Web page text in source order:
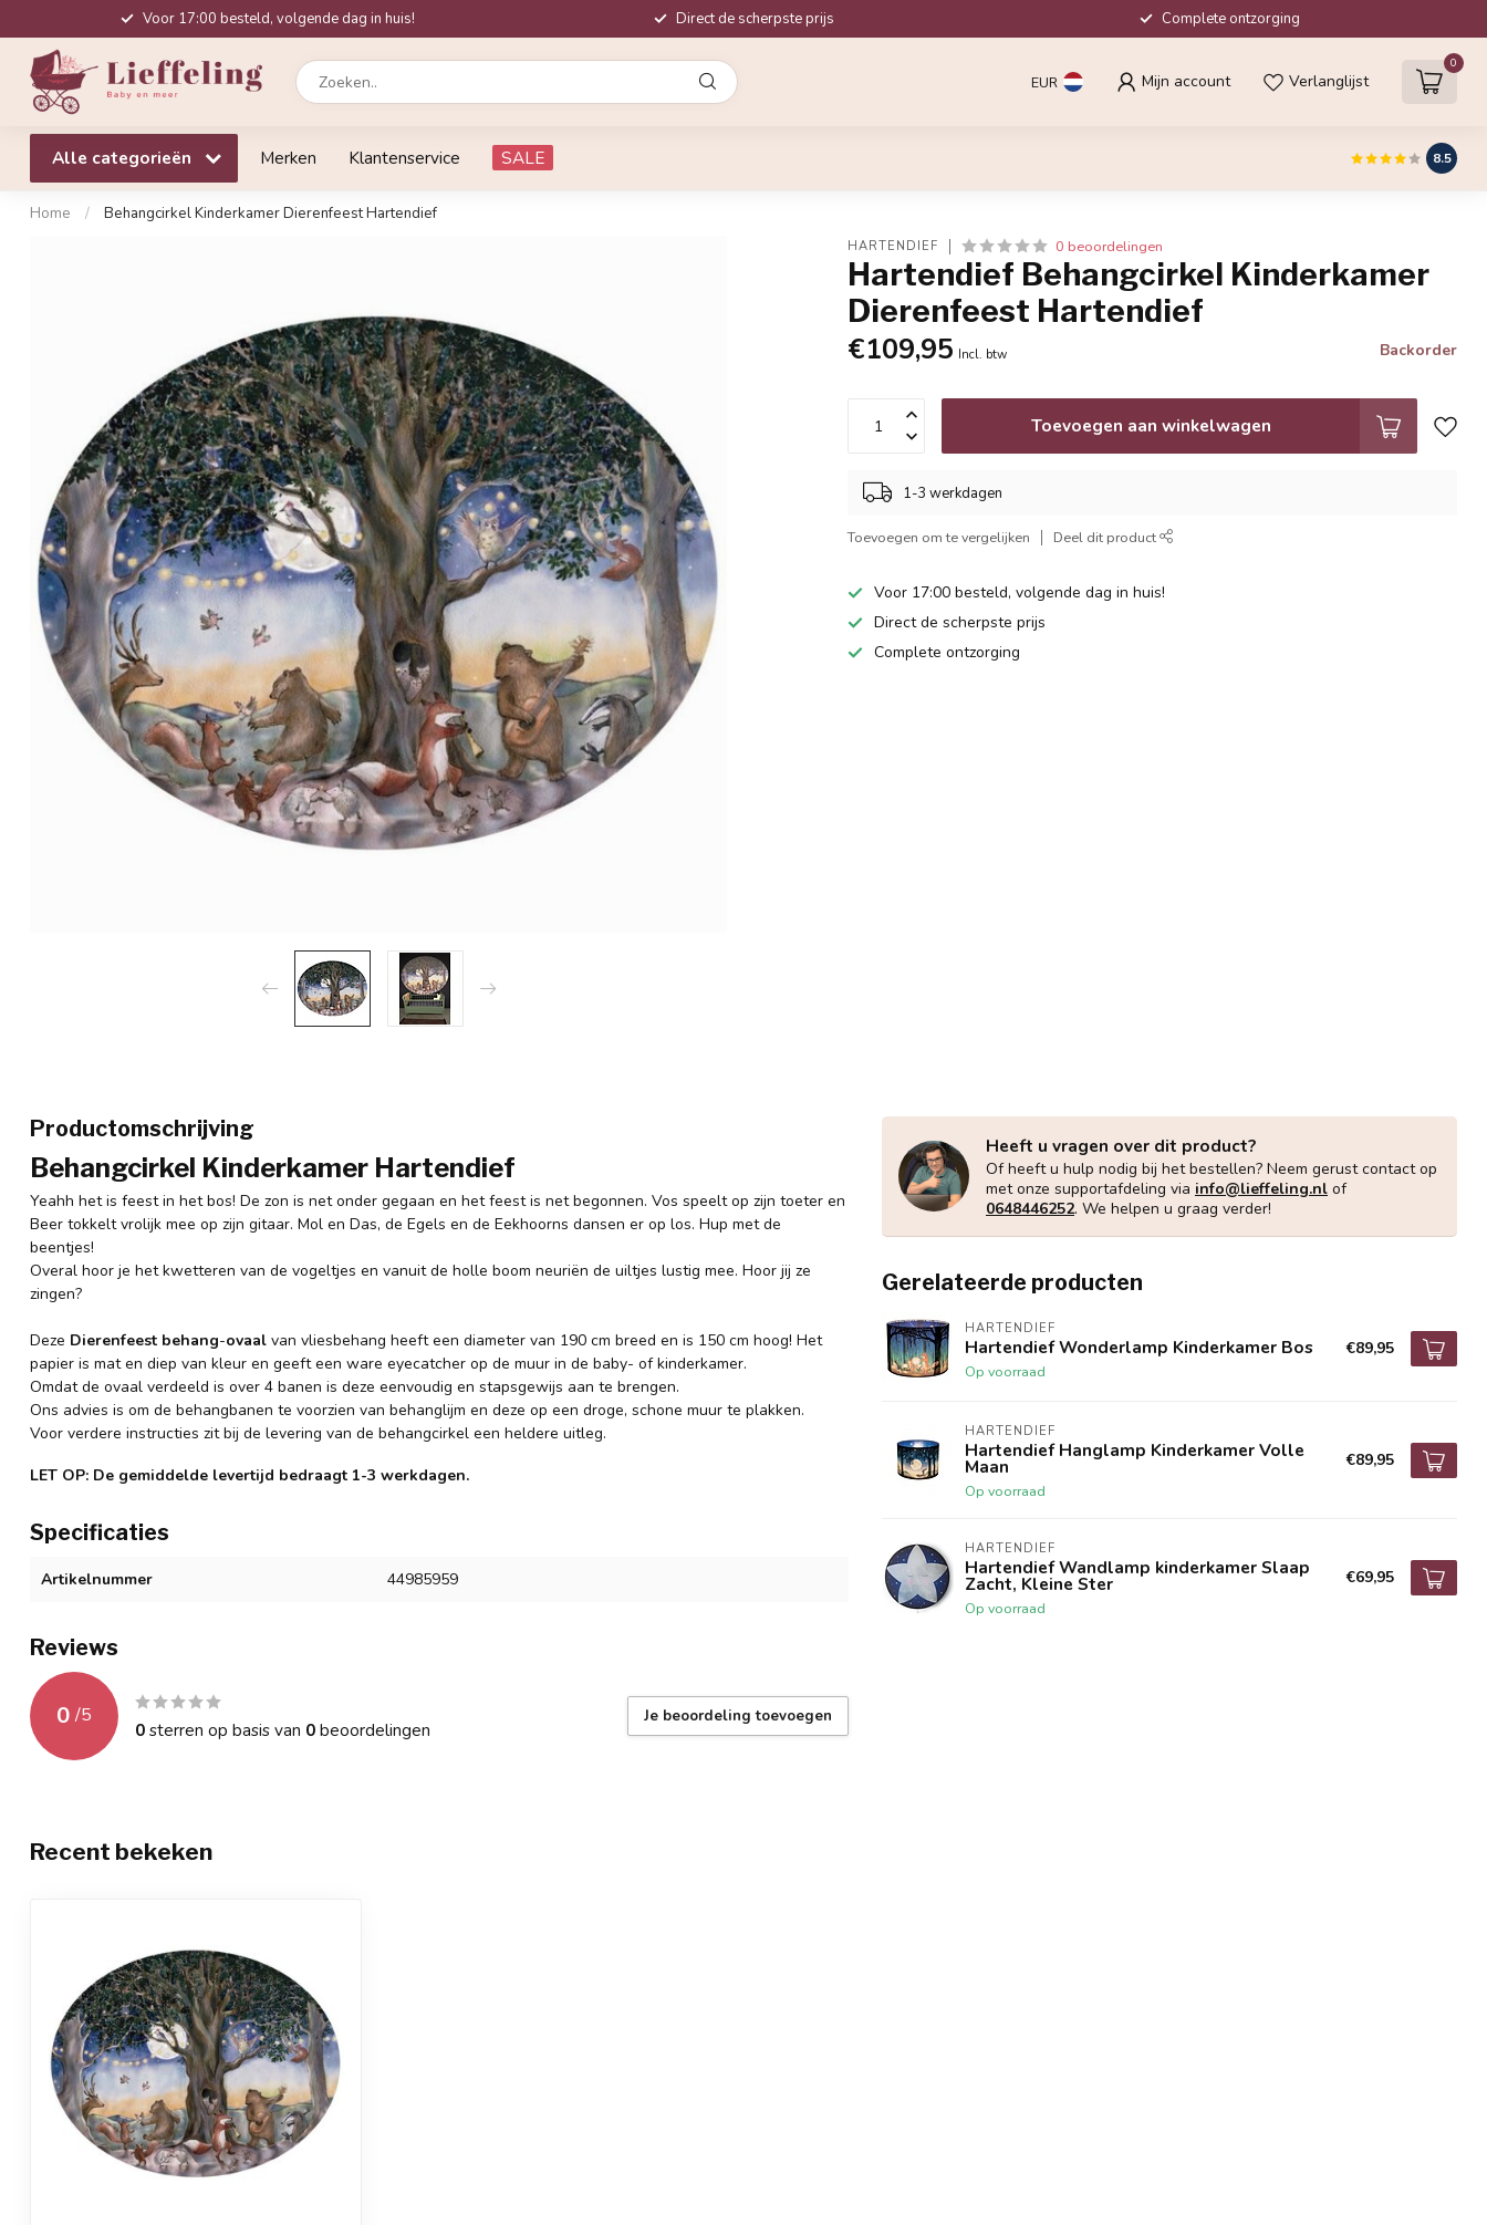
Voor 17:00 besteld, volgende dag in huis! Direct de scherpste prijs Complete ontzorging
EUR Mijn account Verlanglijst
0
Alle categorieën Merken Klantenservice SALE 8.5
Home / Behangcirkel Kinderkamer Dierenfeest Hartendief
HARTENDIEF 0 beoordelingen
Hartendief Behangcirkel Kinderkamer
Dierenfeest Hartendief
€109,95 Incl. btw Backorder
Toevoegen aan winkelwagen
1-3 werkdagen
Toevoegen om te vergelijken Deel dit product
Voor 17:00 besteld, volgende dag in huis!
Direct de scherpste prijs
Complete ontzorging
Productomschrijving
Behangcirkel Kinderkamer Hartendief
Yeahh het is feest in het bos! De zon is net onder gegaan en het feest is net begonnen. Vos speelt op zijn toeter en
Beer tokkelt vrolijk mee op zijn gitaar. Mol en Das, de Egels en de Eekhoorns dansen er op los. Hup met de
beentjes!
Overal hoor je het kwetteren van de vogeltjes en vanuit de holle boom neuriën de uiltjes lustig mee. Hoor jij ze
zingen?
Deze Dierenfeest behang-ovaal van vliesbehang heeft een diameter van 190 cm breed en is 150 cm hoog! Het
papier is mat en diep van kleur en geeft een ware eyecatcher op de muur in de baby- of kinderkamer.
Omdat de ovaal verdeeld is over 4 banen is deze eenvoudig en stapsgewijs aan te brengen.
Ons advies is om de behangbanen te voorzien van behanglijm en deze op een droge, schone muur te plakken.
Voor verdere instructies zit bij de levering van de behangcirkel een heldere uitleg.
LET OP: De gemiddelde levertijd bedraagt 1-3 werkdagen.
Specificaties
Artikelnummer 44985959
Reviews
0 /5
0sterren op basis van 0beoordelingen
Je beoordeling toevoegen
Heeft u vragen over dit product?
Of heeft u hulp nodig bij het bestellen? Neem gerust contact op
met onze supportafdeling via info@lieffeling.nl of
0648446252. We helpen u graag verder!
Gerelateerde producten
HARTENDIEF
Hartendief Wonderlamp Kinderkamer Bos
Op voorraad
€89,95
HARTENDIEF
Hartendief Hanglamp Kinderkamer Volle
Maan
Op voorraad
€89,95
HARTENDIEF
Hartendief Wandlamp kinderkamer Slaap
Zacht, Kleine Ster
Op voorraad
€69,95
Recent bekeken